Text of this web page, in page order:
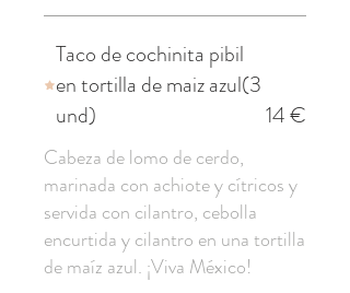
Taco de cochinita pibil
en tortilla de maiz azul(3
und)
Cabeza de lomo de cerdo,
marinada con achiote y cítricos y
servida con cilantro, cebolla
encurtida y cilantro en una tortilla
de maíz azul. ¡Viva México!
14 €